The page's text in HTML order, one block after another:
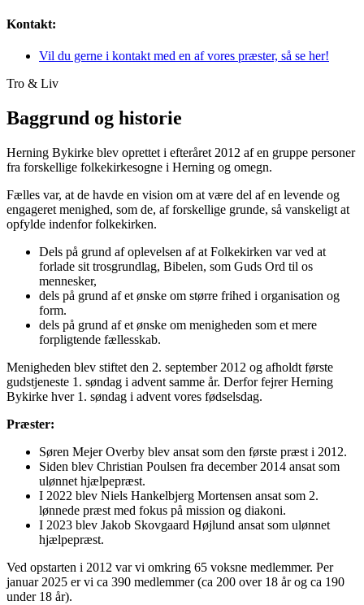
Kontakt:
Vil du gerne i kontakt med en af vores præster, så se her!
Tro & Liv
Baggrund og historie
Herning Bykirke blev oprettet i efteråret 2012 af en gruppe personer
fra forskellige folkekirkesogne i Herning og omegn.
Fælles var, at de havde en vision om at være del af en levende og
engageret menighed, som de, af forskellige grunde, så vanskeligt at
opfylde indenfor folkekirken.
Dels på grund af oplevelsen af at Folkekirken var ved at
forlade sit trosgrundlag, Bibelen, som Guds Ord til os
mennesker,
dels på grund af et ønske om større frihed i organisation og
form.
dels på grund af et ønske om menigheden som et mere
forpligtende fællesskab.
Menigheden blev stiftet den 2. september 2012 og afholdt første
gudstjeneste 1. søndag i advent samme år. Derfor fejrer Herning
Bykirke hver 1. søndag i advent vores fødselsdag.
Præster:
Søren Mejer Overby blev ansat som den første præst i 2012.
Siden blev Christian Poulsen fra december 2014 ansat som
ulønnet hjælpepræst.
I 2022 blev Niels Hankelbjerg Mortensen ansat som 2.
lønnede præst med fokus på mission og diakoni.
I 2023 blev Jakob Skovgaard Højlund ansat som ulønnet
hjælpepræst.
Ved opstarten i 2012 var vi omkring 65 voksne medlemmer. Per
januar 2025 er vi ca 390 medlemmer (ca 200 over 18 år og ca 190
under 18 år).